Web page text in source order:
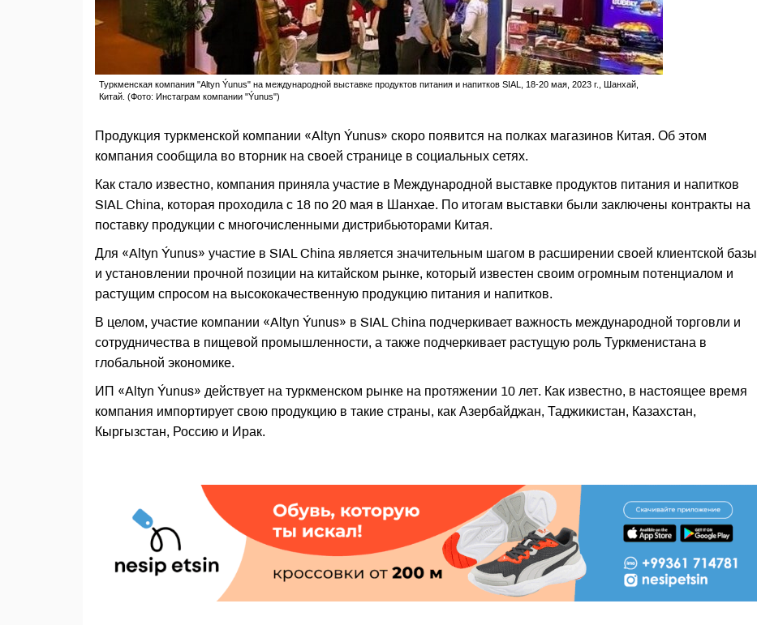
Туркменская компания "Altyn Ýunus" на международной выставке продуктов питания и напитков SIAL, 18-20 мая, 2023 г., Шанхай,
Китай. (Фото: Инстаграм компании "Ýunus")
Продукция туркменской компании «Altyn Ýunus» скоро появится на полках магазинов Китая. Об этом
компания сообщила во вторник на своей странице в социальных сетях.
Как стало известно, компания приняла участие в Международной выставке продуктов питания и напитков
SIAL China, которая проходила с 18 по 20 мая в Шанхае. По итогам выставки были заключены контракты на
поставку продукции с многочисленными дистрибьюторами Китая.
Для «Altyn Ýunus» участие в SIAL China является значительным шагом в расширении своей клиентской базы
и установлении прочной позиции на китайском рынке, который известен своим огромным потенциалом и
растущим спросом на высококачественную продукцию питания и напитков.
В целом, участие компании «Altyn Ýunus» в SIAL China подчеркивает важность международной торговли и
сотрудничества в пищевой промышленности, а также подчеркивает растущую роль Туркменистана в
глобальной экономике.
ИП «Altyn Ýunus» действует на туркменском рынке на протяжении 10 лет. Как известно, в настоящее время
компания импортирует свою продукцию в такие страны, как Азербайджан, Таджикистан, Казахстан,
Кыргызстан, Россию и Ирак.